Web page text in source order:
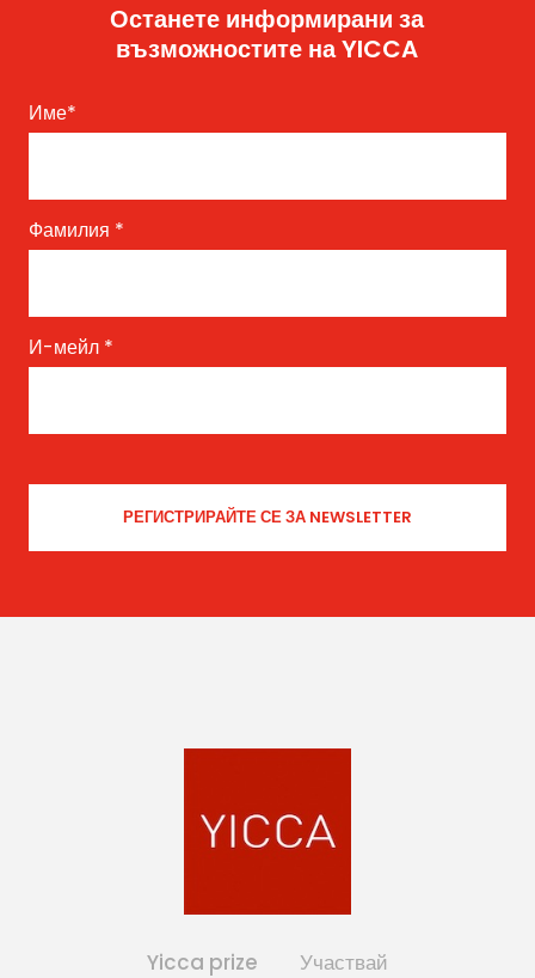
Останете информирани за
възможностите на YICCA
Име*
Фамилия *
И-мейл *
Yicca prize Участвай